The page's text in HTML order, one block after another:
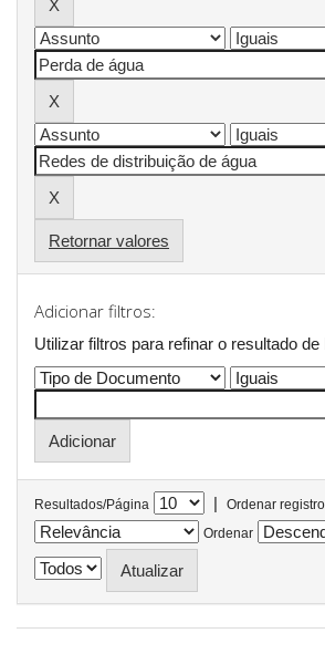
Retornar valores
Adicionar filtros:
Utilizar filtros para refinar o resultado de
Resultados/Página |
Ordenar
Ordenar